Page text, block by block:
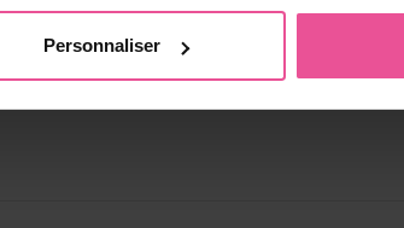
Personnaliser